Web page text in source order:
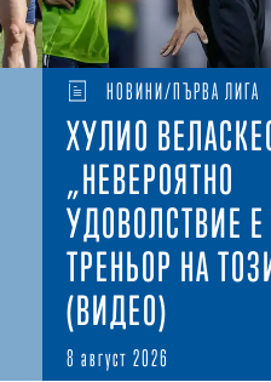
НОВИНИ/ПЪРВА ЛИГА
ХУЛИО
„НЕВЕРОЯТНО
УДОВОЛСТВИЕ
ТРЕНЬОР НА
(ВИДЕО)
8 август 2026